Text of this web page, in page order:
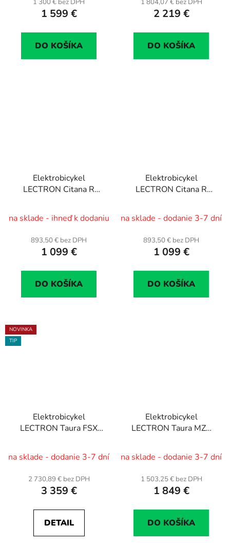
1 599 €
DO KOŠÍKA
2 219 €
DO KOŠÍKA
Elektrobicykel
LECTRON Citana R
(460 Wh)
na sklade - ihneď k dodaniu
893,50 € bez DPH
1 099 €
DO KOŠÍKA
Elektrobicykel
LECTRON Citana R
(460 Wh)
na sklade - dodanie 3-7 dní
893,50 € bez DPH
1 099 €
DO KOŠÍKA
NOVINKA
TIP
Elektrobicykel
LECTRON Taura FSX
27,5"-17"/19", bat.
22,26 Ah (800 Wh)
na sklade - dodanie 3-7 dní
2 730,89 € bez DPH
3 359 €
DETAIL
Elektrobicykel
LECTRON Taura MZX
(720 Wh)
na sklade - dodanie 3-7 dní
1 503,25 € bez DPH
1 849 €
DO KOŠÍKA